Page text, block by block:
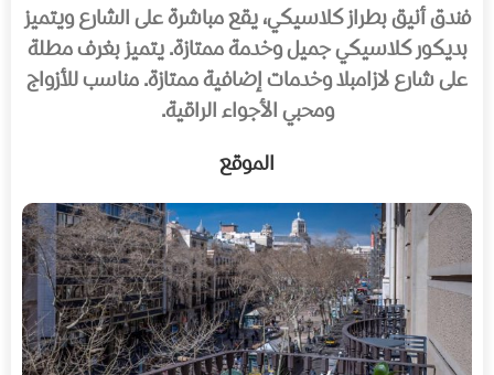
فندق أنيق بطراز كلاسيكي، يقع مباشرة على الشارع ويتميز
بديكور كلاسيكي جميل وخدمة ممتازة. يتميز بغرف مطلة
على شارع لازامبلا وخدمات إضافية ممتازة. مناسب للأزواج
ومحبي الأجواء الراقية.
الموقع